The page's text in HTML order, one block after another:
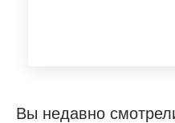
Вы недавно